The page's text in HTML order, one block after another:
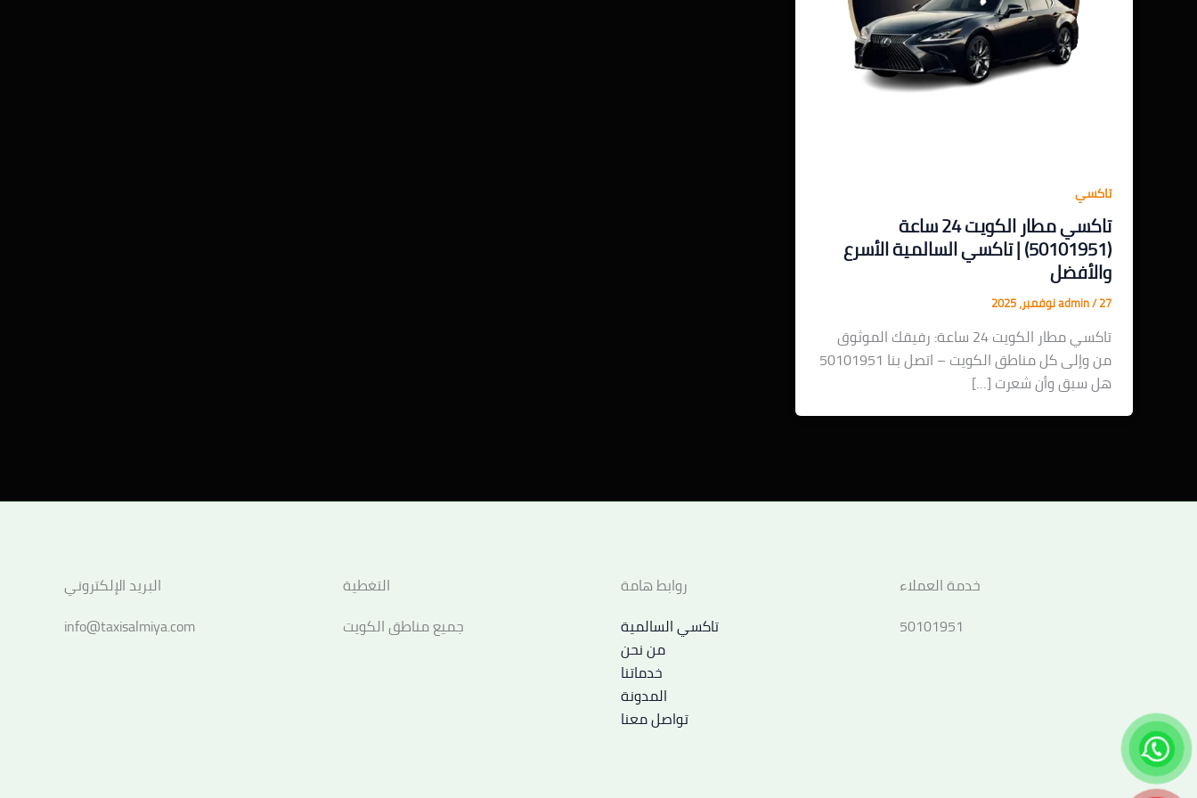
تاكسي
تاكسي مطار الكويت 24 ساعة
(50101951) | تاكسي السالمية الأسرع
والأفضل
admin/27 نوفمبر، 2025
تاكسي مطار الكويت 24 ساعة: رفيقك الموثوق
من وإلى كل مناطق الكويت – اتصل بنا 50101951
هل سبق وأن شعرت […]
خدمة العملاء
50101951
روابط هامة
تاكسي السالمية
من نحن
خدماتنا
المدونة
تواصل معنا
التغطية
جميع مناطق الكويت
البريد الإلكتروني
info@taxisalmiya.com